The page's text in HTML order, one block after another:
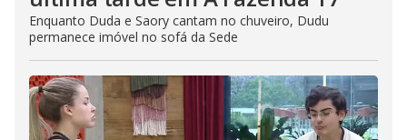
Enquanto Duda e Saory cantam no chuveiro, Dudu
permanece imóvel no sofá da Sede